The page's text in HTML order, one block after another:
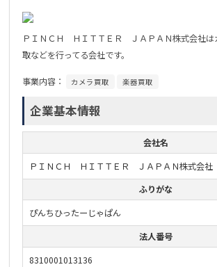
ＰＩＮＣＨ ＨＩＴＴＥＲ ＪＡＰＡＮ株式会社は
取などを行ってる会社です。
事業内容： カメラ買取 楽器買取
企業基本情報
会社名
ＰＩＮＣＨ ＨＩＴＴＥＲ ＪＡＰＡＮ株式会社
ふりがな
ぴんちひったーじゃぱん
法人番号
8310001013136